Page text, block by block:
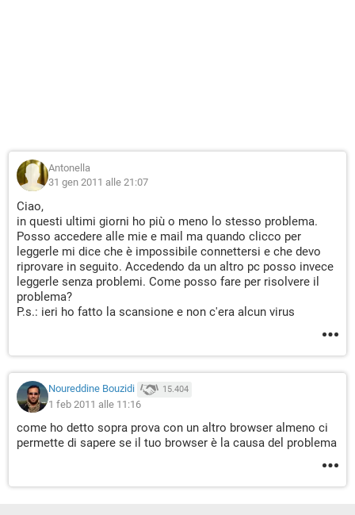
Antonella
31 gen 2011 alle 21:07
Ciao,
in questi ultimi giorni ho più o meno lo stesso problema.
Posso accedere alle mie e mail ma quando clicco per
leggerle mi dice che è impossibile connettersi e che devo
riprovare in seguito. Accedendo da un altro pc posso invece
leggerle senza problemi. Come posso fare per risolvere il
problema?
P.s.: ieri ho fatto la scansione e non c'era alcun virus
Noureddine Bouzidi 15.404
1 feb 2011 alle 11:16
come ho detto sopra prova con un altro browser almeno ci
permette di sapere se il tuo browser è la causa del problema